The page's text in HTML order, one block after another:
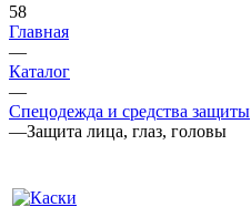
58
Главная
—
Каталог
—
Спецодежда и средства защиты
—Защита лица, глаз, головы